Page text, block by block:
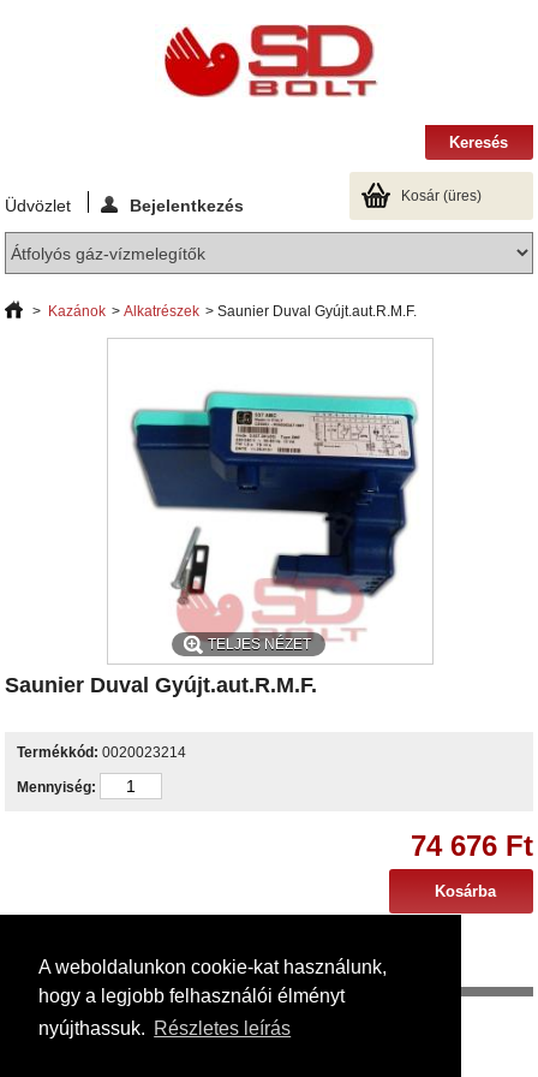
A weboldalunkon cookie-kat használunk,
hogy a legjobb felhasználói élményt
nyújthassuk. Részletes leírás
Kosár (üres)
Üdvözlet Bejelentkezés
> Kazánok > Alkatrészek > Saunier Duval Gyújt.aut.R.M.F.
TELJES NÉZET
Saunier Duval Gyújt.aut.R.M.F.
Termékkód: 0020023214
Mennyiség:
74 676 Ft
Egyéb infó
Az alábbi készülékekhez használható: